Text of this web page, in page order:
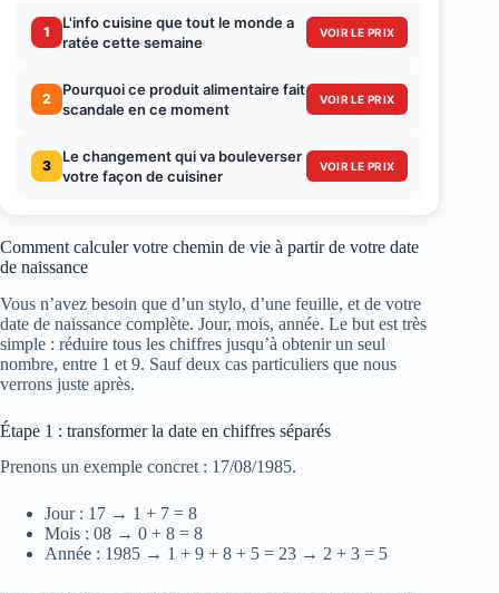
1
L'info cuisine que tout le monde a
ratée cette semaine
VOIR LE PRIX
2
Pourquoi ce produit alimentaire fait
scandale en ce moment
VOIR LE PRIX
3
Le changement qui va bouleverser
votre façon de cuisiner
VOIR LE PRIX
Comment calculer votre chemin de vie à partir de votre date
de naissance
Vous n’avez besoin que d’un stylo, d’une feuille, et de votre
date de naissance complète. Jour, mois, année. Le but est très
simple : réduire tous les chiffres jusqu’à obtenir un seul
nombre, entre 1 et 9. Sauf deux cas particuliers que nous
verrons juste après.
Étape 1 : transformer la date en chiffres séparés
Prenons un exemple concret : 17/08/1985.
Jour : 17 → 1 + 7 = 8
Mois : 08 → 0 + 8 = 8
Année : 1985 → 1 + 9 + 8 + 5 = 23 → 2 + 3 = 5